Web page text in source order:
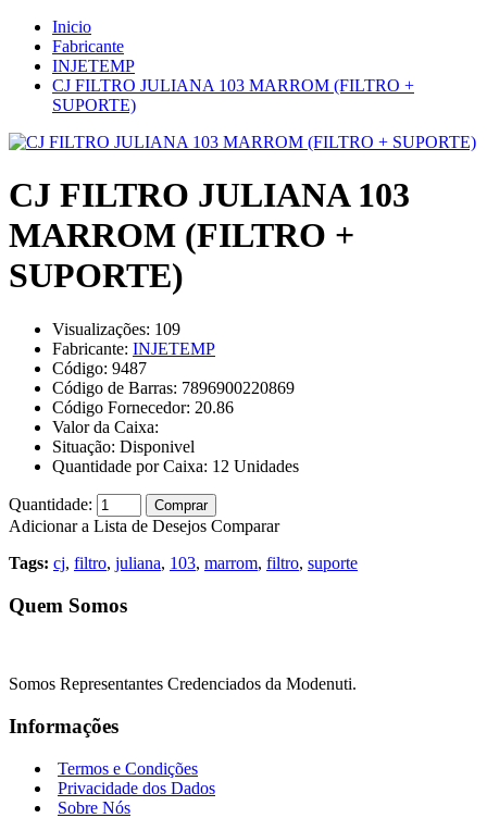
Inicio
Fabricante
INJETEMP
CJ FILTRO JULIANA 103 MARROM (FILTRO +
SUPORTE)
CJ FILTRO JULIANA 103
MARROM (FILTRO +
SUPORTE)
Visualizações: 109
Fabricante: INJETEMP
Código: 9487
Código de Barras: 7896900220869
Código Fornecedor: 20.86
Valor da Caixa:
Situação: Disponivel
Quantidade por Caixa: 12 Unidades
Quantidade: Comprar
Adicionar a Lista de Desejos Comparar
Tags: cj, filtro, juliana, 103, marrom, filtro, suporte
Quem Somos
Somos Representantes Credenciados da Modenuti.
Informações
Termos e Condições
Privacidade dos Dados
Sobre Nós